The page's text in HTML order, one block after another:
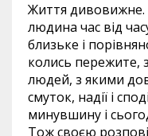
Життя
людина час від
близьке і
колись пережите,
людей, з якими
смуток, надії і
минувшину і
Тож своєю